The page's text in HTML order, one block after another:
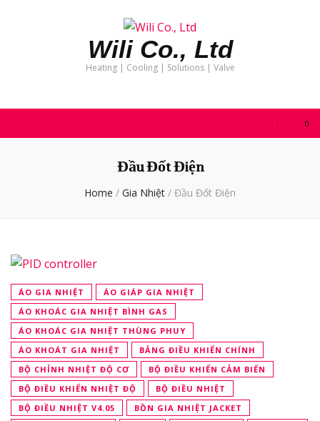
Wili Co., Ltd
Heating | Cooling | Solutions | Valve
0
Đầu Đốt Điện
Home / Gia Nhiệt / Đầu Đốt Điện
ÁO GIA NHIỆT
ÁO GIÁP GIA NHIỆT
ÁO KHOÁC GIA NHIỆT BÌNH GAS
ÁO KHOÁC GIA NHIỆT THÙNG PHUY
ÁO KHOÁT GIA NHIỆT
BẢNG ĐIỀU KHIỂN CHÍNH
BỘ CHỈNH NHIỆT ĐỘ CƠ
BỘ ĐIỀU KHIỂN CẢM BIẾN
BỘ ĐIỀU KHIỂN NHIỆT ĐỘ
BỘ ĐIỀU NHIỆT
BỘ ĐIỀU NHIỆT V4.05
BỒN GIA NHIỆT JACKET